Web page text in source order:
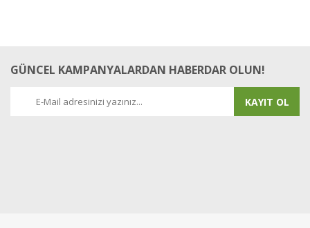
GÜNCEL KAMPANYALARDAN HABERDAR OLUN!
KAYIT OL